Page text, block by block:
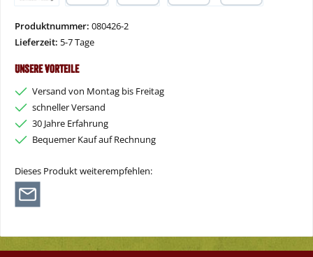
Produktnummer: 080426-2
Lieferzeit: 5-7 Tage
Unsere Vorteile
Versand von Montag bis Freitag
schneller Versand
30 Jahre Erfahrung
Bequemer Kauf auf Rechnung
Dieses Produkt weiterempfehlen: